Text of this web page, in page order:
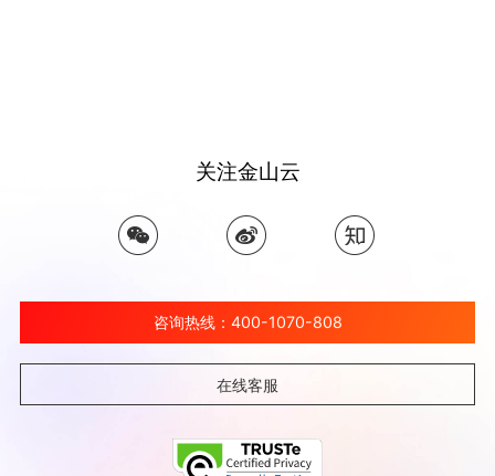
关注金山云
咨询热线：400-1070-808
在线客服